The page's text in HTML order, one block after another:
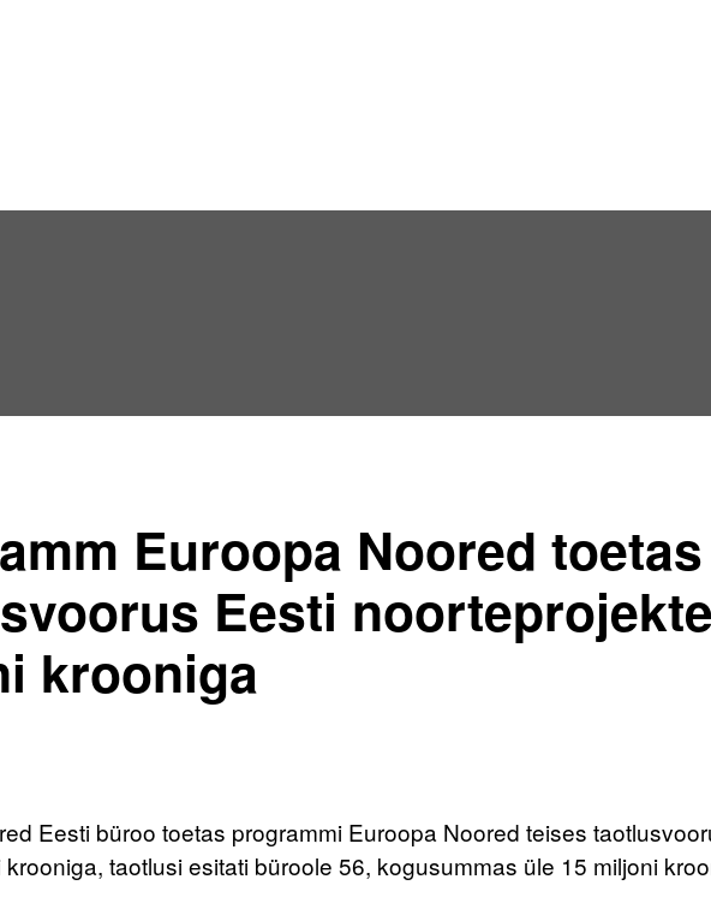
Euroopa Noored
Eesti
krooniga
Eesti büroo toetas programmi Euroopa Noored teises
krooniga, taotlusi esitati büroole 56, kogusummas üle 15 miljoni